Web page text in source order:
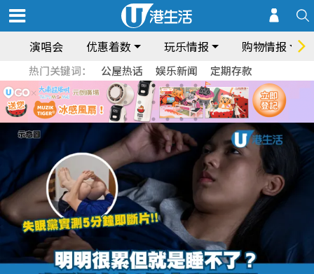
演唱会 优惠着数 玩乐情报 购物情报
热门关键词： 公屋热话 娱乐新闻 定期存款